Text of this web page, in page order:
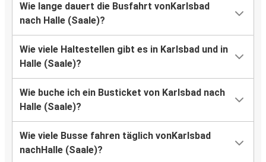
Wie lange dauert die Busfahrt vonKarlsbad
nach Halle (Saale)?
Wie viele Haltestellen gibt es in Karlsbad und in
Halle (Saale)?
Wie buche ich ein Busticket von Karlsbad nach
Halle (Saale)?
Wie viele Busse fahren täglich vonKarlsbad
nachHalle (Saale)?